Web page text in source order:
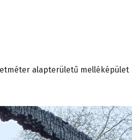
alapterületű melléképület